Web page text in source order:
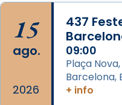
que les santes
Semproniana
eterna”) són
frare Joan Gaspar
que les santes són
Mataró en
...
15
ago.
2026
437
09:00
Plaça
Barcelona,
+ info